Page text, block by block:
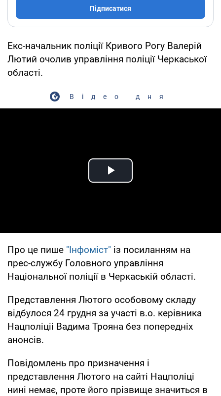
Підписатися
Екс-начальник поліції Кривого Рогу Валерій
Лютий очолив управління поліції Черкаської
області.
Відео дня
Play Video
Про це пише "Інфоміст" із посиланням на
прес-службу Головного управління
Національної поліції в Черкаській області.
Представлення Лютого особовому складу
відбулося 24 грудня за участі в.о. керівника
Нацполіціі Вадима Трояна без попередніх
анонсів.
Повідомлень про призначення і
представлення Лютого на сайті Нацполіці
нині немає, проте його прізвище значиться в